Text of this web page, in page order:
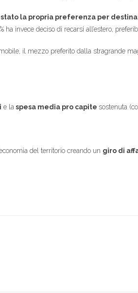
la propria preferenza per
ha invece deciso di recarsi all’estero,
il mezzo preferito dalla stragrande
e la spesa media pro capite sostenuta
del territorio creando un giro di